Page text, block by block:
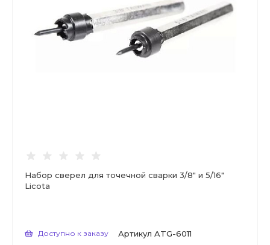
Набор сверел для точечной сварки 3/8" и 5/16"
Licota
Доступно к заказу Артикул ATG-6011